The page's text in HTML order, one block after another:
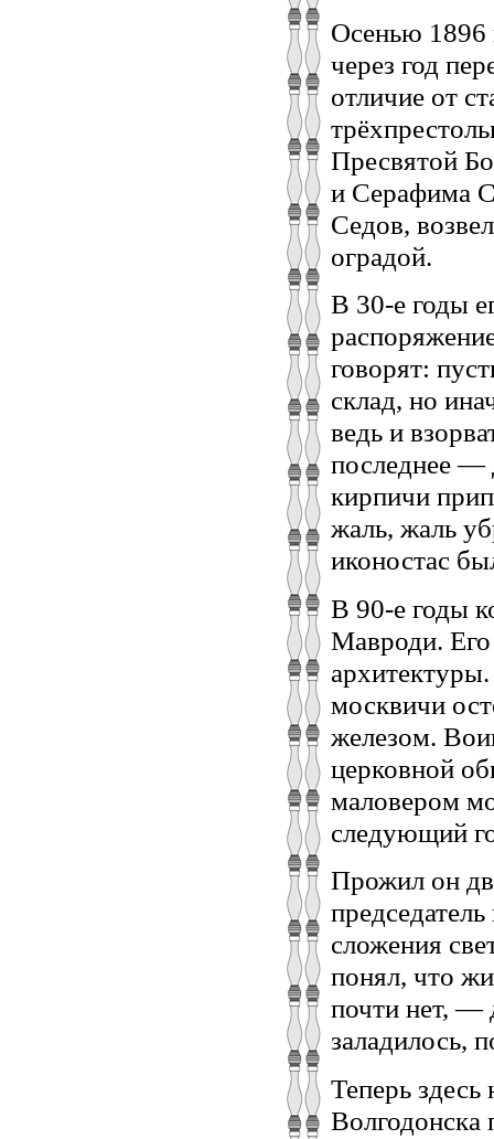
Осенью 1896
через год
отличие от
Пресвятой
и Серафима
Седов,
оградой.
В 30-е годы
говорят:
склад, но
ведь и
последнее —
кирпичи
жаль, жаль
иконостас
В 90-е годы
Мавроди. Его
москвичи
железом.
церковной
маловером
следующий
Прожил он
сложения
понял, что
почти нет, —
заладилось,
Теперь
Волгодонска